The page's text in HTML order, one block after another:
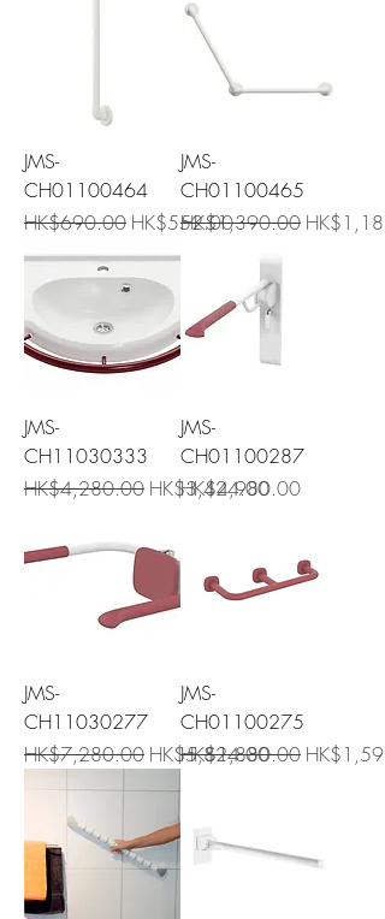
JMS-
CH01100464
一般價格
HK$690.00 促銷價格
HK$552.00
JMS-
CH01100465
一般價格
HK$1,390.00 促銷價格
JMS-
CH11030333
一般價格
HK$4,280.00 促銷價格
HK$3,424.00
JMS-
CH01100287
價格
HK$4,980.00
JMS-
CH11030277
一般價格
HK$7,280.00 促銷價格
HK$5,824.00
JMS-
CH01100275
一般價格
HK$1,880.00 促銷價格